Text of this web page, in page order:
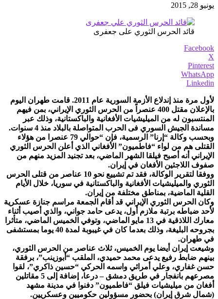
يونيو 28, 2015
قائد الحرس الثوري على جعفرى
Facebook
X
Pinterest
WhatsApp
Linkedin
لأول مرة منذ إندلاع الأزمة السورية عام 2011. قامت طهران اليوم
بالإعلان مقتل 400 عنصراً من الحرس الثوري الإيراني، بمن فيهم
المنتسبون له من الميليشيات الأفغانية والباكستانية، وذلك عبر
مساندة الجيش السوري فى الحرب المتواصلة بالبلاد منذ 4 سنوات.
وبحسب وكالة “إرنا” الرسمية، فإن “حوالي 79 عنصرا من هؤلاء
القتلى هم من لواء “فاطميون” الأفغاني الذي أعلن الحرس الثوري
الإيراني أنه أصبح فيلقا الشهر الماضي، بعد تجنيد المزيد منهم من
صفوف اللاجئين الأفغان في إيران.
ووفقا لتقرير الوكالة، فقد تم تشييع نحو 10 عناصر من قتلى الحرس
الثوري والميليشيات الأفغانية والباكستانية في سوريا، خلال الأيام
القلية الماضية، بمناطق مختلفة من إيران.
وكان الحرس الثوري الإيراني قد أقام الجمعة مراسم جنازة عسكرية
لأحد ضباطه برتبة ملازم أول، يدعى حامد جواني، والذي أصيب أثناء
معارك اللاذقية في 13 مايو الماضي، وتوفي الخميس الماضي، متأثرا
بجروحه البليغة، وذلك بعدما كان في غيبوبة لمدة 40 يوما بمستشفى
في طهران.
وشيعت إيران أيضا يوم الخميس، ثلاث عناصر من الحرس الثوري،
بينهم ضابط رفيع يدعى محمد حميدي، الملقب “أبوزينب”، برفقة
حسن غفاري، وعلي أمرائي واسمه الحركي “حسين ذاكري”، لقوا
مصرعهم بانفجار في طريق دمشق – درعا، إضافة إلى 5 مقاتلين
أفغان من ميليشيات فيلق “فاطميون” دفنوا في مدينة مشهد
(شمال شرق إيران) بحضور مسؤولين حكوميين وعسكريين.